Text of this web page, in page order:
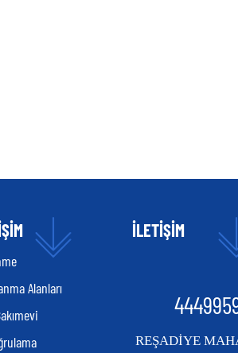
Alanları
İLETİŞİM
REŞADİYE